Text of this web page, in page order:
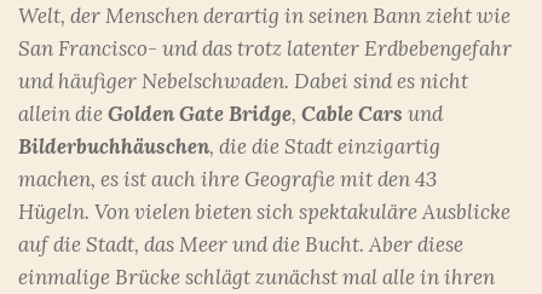
Welt, der Menschen derartig in seinen Bann zieht wie
San Francisco- und das trotz latenter Erdbebengefahr
und häufiger Nebelschwaden. Dabei sind es nicht
allein dieGolden Gate Bridge, Cable Cars und
Bilderbuchhäuschen, die die Stadt einzigartig
machen, es ist auch ihre Geografie mit den 43
Hügeln. Von vielen bieten sich spektakuläre Ausblicke
auf die Stadt, das Meer und die Bucht. Aber diese
einmalige Brücke schlägt zunächst mal alle in ihren